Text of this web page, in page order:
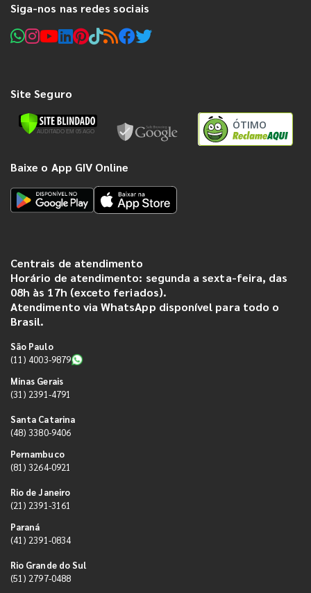
Siga-nos nas redes sociais
Site Seguro
ÓTIMO
Baixe o App GIV Online
Centrais de atendimento
Horário de atendimento: segunda a sexta-feira, das
08h às 17h (exceto feriados).
Atendimento via WhatsApp disponível para todo o
Brasil.
São Paulo
(11) 4003-9879
Minas Gerais
(31) 2391-4791
Santa Catarina
(48) 3380-9406
Pernambuco
(81) 3264-0921
Rio de Janeiro
(21) 2391-3161
Paraná
(41) 2391-0834
Rio Grande do Sul
(51) 2797-0488